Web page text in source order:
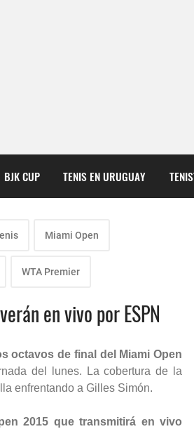
BJK CUP TENIS EN URUGUAY
Miami Open
WTA Premier
en vivo por ESPN
octavos de final del Miami Open
del lunes. La cobertura de la
enfrentando a Gilles Simón.
2015 que transmitirá en vivo